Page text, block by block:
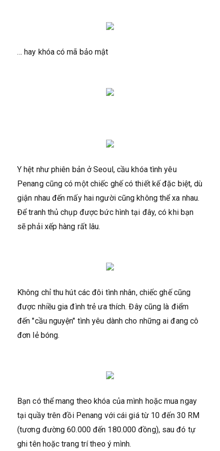
… hay khóa có mã bảo mật
Y hệt như phiên bản ở Seoul, cầu khóa tình yêu
Penang cũng có một chiếc ghế có thiết kế đặc biệt, dù
giận nhau đến mấy hai người cũng không thể xa nhau.
Để tranh thủ chụp được bức hình tại đây, có khi bạn
sẽ phải xếp hàng rất lâu.
Không chỉ thu hút các đôi tình nhân, chiếc ghế cũng
được nhiều gia đình trẻ ưa thích. Đây cũng là điểm
đến "cầu nguyện" tình yêu dành cho những ai đang cô
đơn lẻ bóng.
Bạn có thể mang theo khóa của mình hoặc mua ngay
tại quầy trên đồi Penang với cái giá từ 10 đến 30 RM
(tương đường 60.000 đến 180.000 đồng), sau đó tự
ghi tên hoặc trang trí theo ý mình.